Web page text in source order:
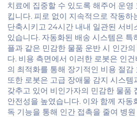
치료에 집중할 수 있도록 해주어 운영
킵니다. 피로 없이 지속적으로 작동하
단축시키고 24시간 내내 일관된 서비
있습니다. 자동화된 배송 시스템은 특
플과 같은 민감한 물품 운반 시 인간
다. 비용 측면에서 이러한 로봇은 인
의 최적화를 통해 장기적인 비용 절감
또한 로봇은 고급 장애물 감지 시스템
갖추고 있어 비인가자의 민감한 물품
안전성을 높였습니다. 이와 함께 자
독 기능을 통해 인간 접촉을 줄여 병